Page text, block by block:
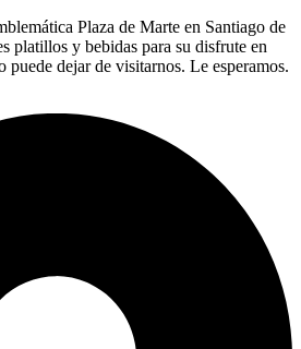
Plaza de Marte en Santiago de
platillos y bebidas para su disfrute en
puede dejar de visitarnos. Le esperamos.